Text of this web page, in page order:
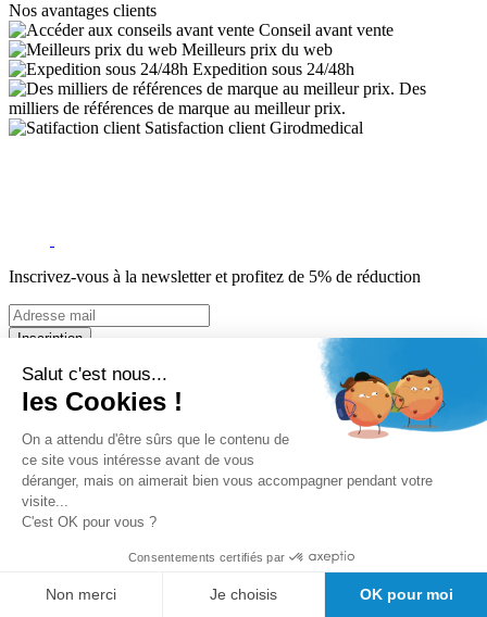
Nos avantages clients
Conseil avant vente
Meilleurs prix du web
Expedition sous 24/48h
Des
milliers de références de marque au meilleur prix.
Satisfaction client Girodmedical
Inscrivez-vous à la newsletter et profitez de 5% de réduction
Inscription
5% de remise valable sur votre prochaine commande de matériel
médical !
Offres promotionnelles, nouveautés, dernières tendances : soyez les
premiers informés !
A propos de Girodmedical
Qui sommes-nous?
Mandats administratifs Chorus
Le Blog de GirodMedical
Offre spéciale étudiants
Salut c'est nous...
les Cookies !
On a attendu d'être sûrs que le contenu de
ce site vous intéresse avant de vous
déranger, mais on aimerait bien vous accompagner pendant votre
visite...
C'est OK pour vous ?
Consentements certifiés par
Non merci Je choisis OK pour moi